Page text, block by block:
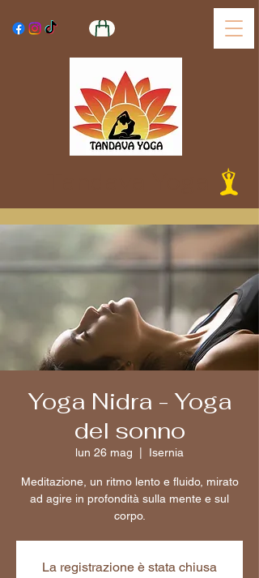
Yoga Nidra - Yoga
del sonno
lun 26 mag Isernia
Meditazione, un ritmo lento e fluido, mirato
ad agire in profondità sulla mente e sul
corpo.
La registrazione è stata chiusa